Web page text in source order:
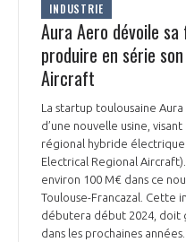
NOTRE VISION
NOS MISSIONS
NOTRE HISTOIRE
ORGANISATION
L’ÉQUIPE DU GIFAS
NOS RÉSEAUX À
FONCTIONNEMENT
GEADS
COMITÉ AERO PME
ACCOMPAGNEMENT DE
LES PROGRAMMES DU GIFAS
LA MÉDIATION
13
INDUSTRIE
Aura Aero dévoile
produire en série
Aircraft
La startup toulousaine
d’une nouvelle usine,
régional hybride électrique
Electrical Regional
environ 100 M€ dans ce
Toulouse-Francazal. Cette
débutera début 2024, doit
dans les prochaines